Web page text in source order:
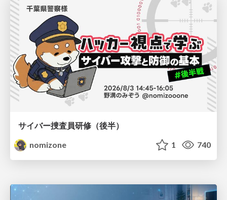
サイバー捜査員研修（後半）
nomizone
1 740